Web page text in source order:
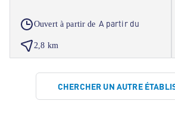
Ouvert à partir de A partir du
2,8 km
CHERCHER UN AUTRE